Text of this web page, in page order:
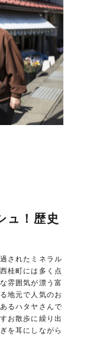
ュ！歴史
されたミネラル
桂町には多く点
雰囲気が漂う富
地元で人気のお
るハタヤさんで
お散歩に繰り出
を耳にしながら